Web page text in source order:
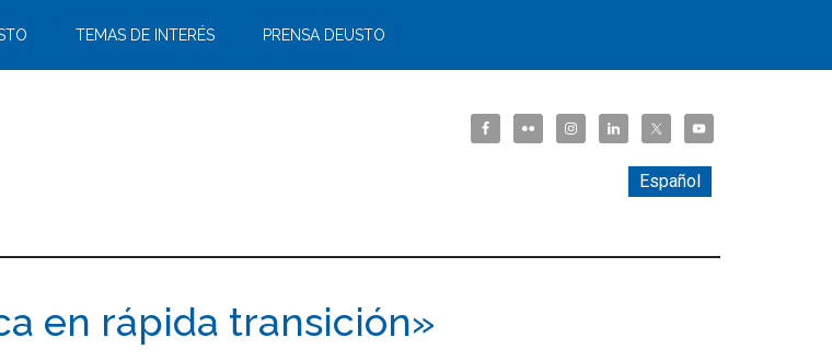
TEMAS DE INTERÉS PRENSA DEUSTO
Español
en rápida transición»